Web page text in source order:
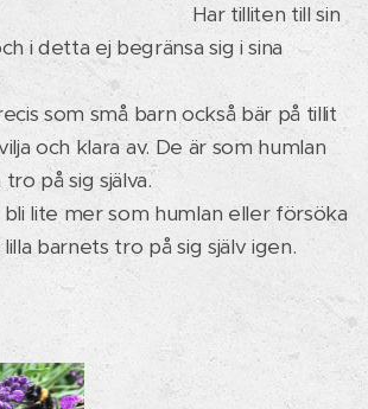
till sin
i detta ej begränsa sig i sina
barn också bär på tillit
och klara av. De är som humlan
i sin tro på sig själva.
bli lite mer som humlan eller försöka
lilla barnets tro på sig själv igen.